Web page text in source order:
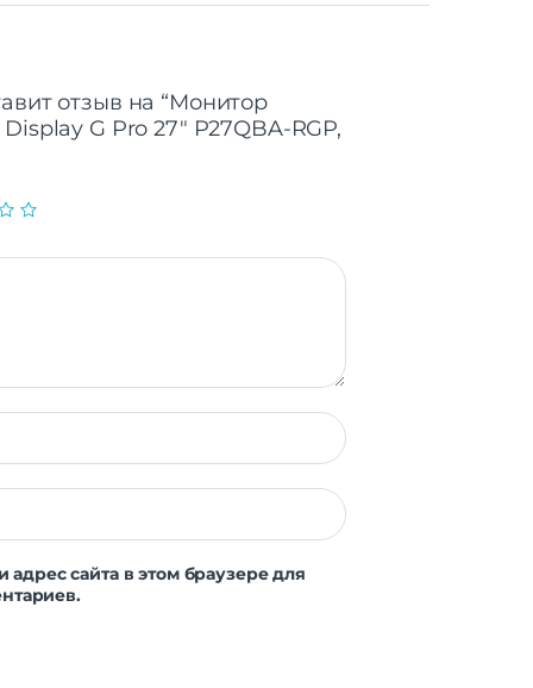
отзыв на “Монитор
G Pro 27″ P27QBA-RGP,
сайта в этом браузере для